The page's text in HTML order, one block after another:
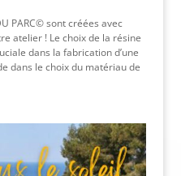
PARC© sont créées avec
atelier ! Le choix de la résine
dans la fabrication d’une
dans le choix du matériau de